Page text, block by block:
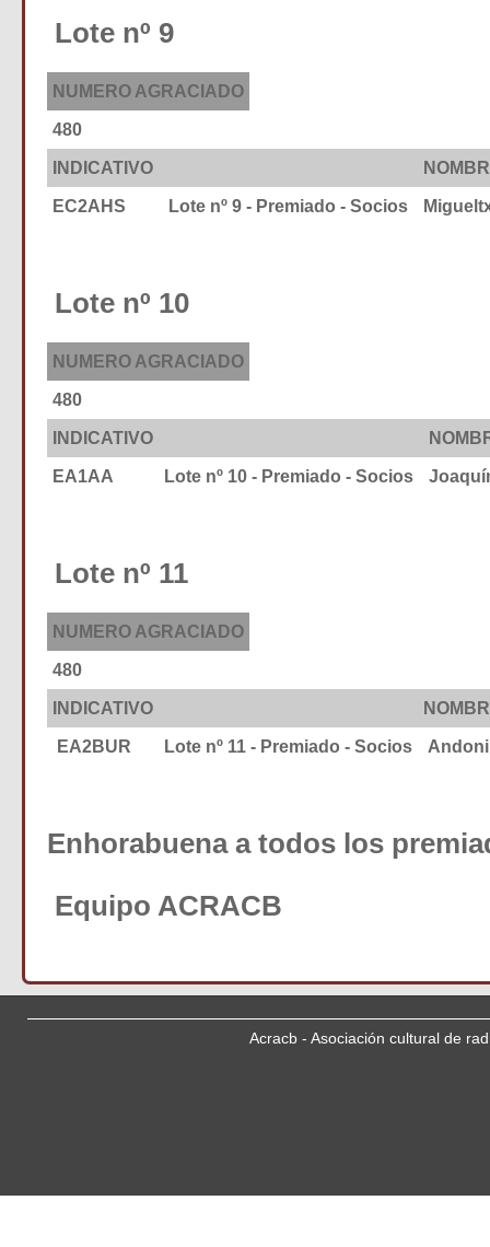
Lote nº 9
NUMERO AGRACIADO
480
INDICATIVO
EC2AHS Lote nº 9 - Premiado - Socios
Lote nº 10
NUMERO AGRACIADO
480
INDICATIVO
EA1AA Lote nº 10 - Premiado - Socios
Lote nº 11
NUMERO AGRACIADO
480
INDICATIVO
EA2BUR Lote nº 11 - Premiado - Socios
Enhorabuena a todos los
Equipo ACRACB
Acracb - Asociación cultural de